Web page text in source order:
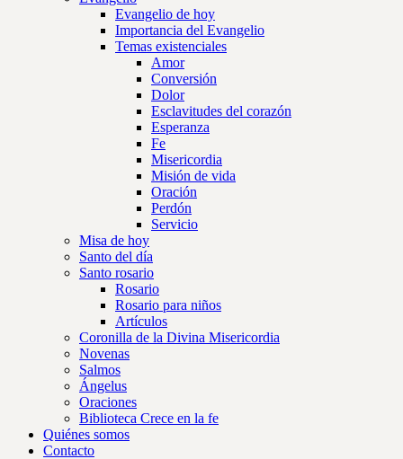
Evangelio de hoy
Importancia del Evangelio
Temas existenciales
Amor
Conversión
Dolor
Esclavitudes del corazón
Esperanza
Fe
Misericordia
Misión de vida
Oración
Perdón
Servicio
Misa de hoy
Santo del día
Santo rosario
Rosario
Rosario para niños
Artículos
Coronilla de la Divina Misericordia
Novenas
Salmos
Ángelus
Oraciones
Biblioteca Crece en la fe
Quiénes somos
Contacto